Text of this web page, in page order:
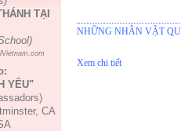
TẠI
YÊU"
CA
NHỮNG NHÂN VẬT
Xem chi tiết